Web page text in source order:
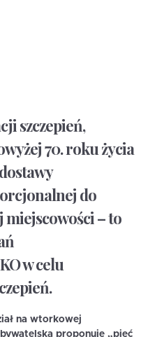
szczepień,
70. roku życia
do
miejscowości – to
w celu
na wtorkowej
proponuje „pięć